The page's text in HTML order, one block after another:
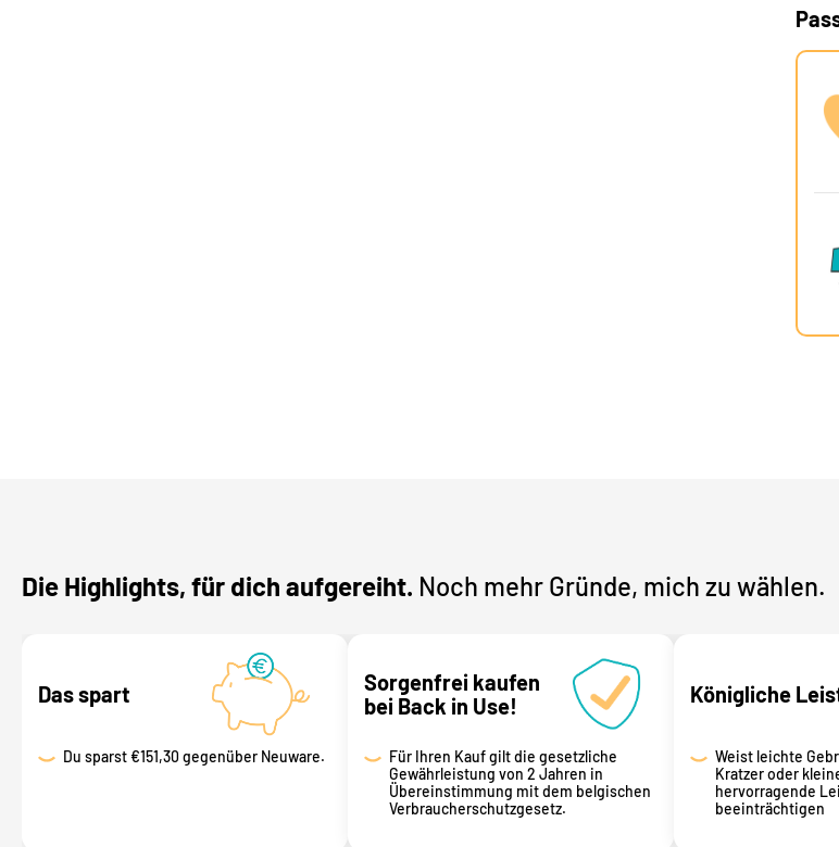
Die Highlights, für dich aufgereiht. Noch mehr Gründe, mich zu wählen.
Das spart
Du sparst€151,30 gegenüber Neuware.
Sorgenfrei kaufen
bei Back in Use!
Für Ihren Kauf gilt die gesetzliche
Gewährleistung von 2 Jahren in
Übereinstimmung mit dem belgischen
Verbraucherschutzgesetz.
Königliche
Weist leichte
Kratzer oder
hervorragende
beeinträchtigen